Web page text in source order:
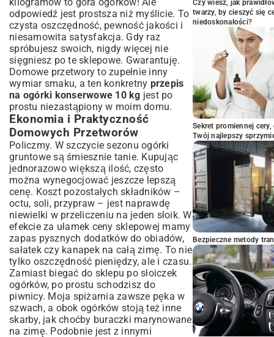
odpowiedź jest prostsza niż myślicie. To
czysta oszczędność, pewność jakości i
niesamowita satysfakcja. Gdy raz
spróbujesz swoich, nigdy więcej nie
sięgniesz po te sklepowe. Gwarantuję.
Domowe przetwory to zupełnie inny
wymiar smaku, a ten konkretny przepis
na ogórki konserwowe 10 kg jest po
prostu niezastąpiony w moim domu.
Ekonomia i Praktyczność
Domowych Przetworów
Policzmy. W szczycie sezonu ogórki
gruntowe są śmiesznie tanie. Kupując
jednorazowo większą ilość, często
można wynegocjować jeszcze lepszą
cenę. Koszt pozostałych składników –
octu, soli, przypraw – jest naprawdę
niewielki w przeliczeniu na jeden słoik. W
efekcie za ułamek ceny sklepowej mamy
zapas pysznych dodatków do obiadów,
sałatek czy kanapek na całą zimę. To nie
tylko oszczędność pieniędzy, ale i czasu.
Zamiast biegać do sklepu po słoiczek
ogórków, po prostu schodzisz do
piwnicy. Moja spiżarnia zawsze pęka w
szwach, a obok ogórków stoją też inne
skarby, jak choćby buraczki marynowane
na zimę. Podobnie jest z innymi
Czy wiesz, jak
twarzy, by cieszyć się
niedoskonałości?
Sekret promiennej
Twój najlepszy
Bezpieczne metody